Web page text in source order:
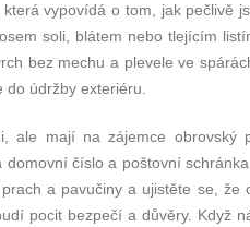
vypovídá o tom, jak pečlivě
soli, blátem nebo tlejícím
bez mechu a plevele ve
údržby exteriéru.
ale mají na zájemce obrovský
číslo a poštovní
a pavučiny a ujistěte se, že
pocit bezpečí a důvěry. Když